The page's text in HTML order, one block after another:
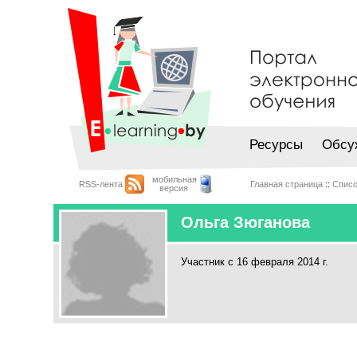
Ресурсы
RSS-лента
мобильная
версия
Главная страница ::
Ольга Зюганова
Участник с 16 февраля 2014 г.